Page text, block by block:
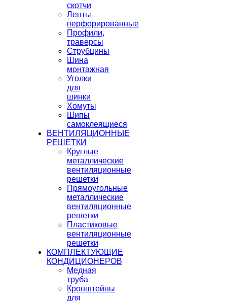
скотчи
Ленты
перфорированные
Профили,
траверсы
Струбцины
Шина
монтажная
Уголки
для
шинки
Хомуты
Шипы
самоклеящиеся
ВЕНТИЛЯЦИОННЫЕ
РЕШЕТКИ
Круглые
металлические
вентиляционные
решетки
Прямоугольные
металлические
вентиляционные
решетки
Пластиковые
вентиляционные
решетки
КОМПЛЕКТУЮЩИЕ
КОНДИЦИОНЕРОВ
Медная
труба
Кронштейны
для